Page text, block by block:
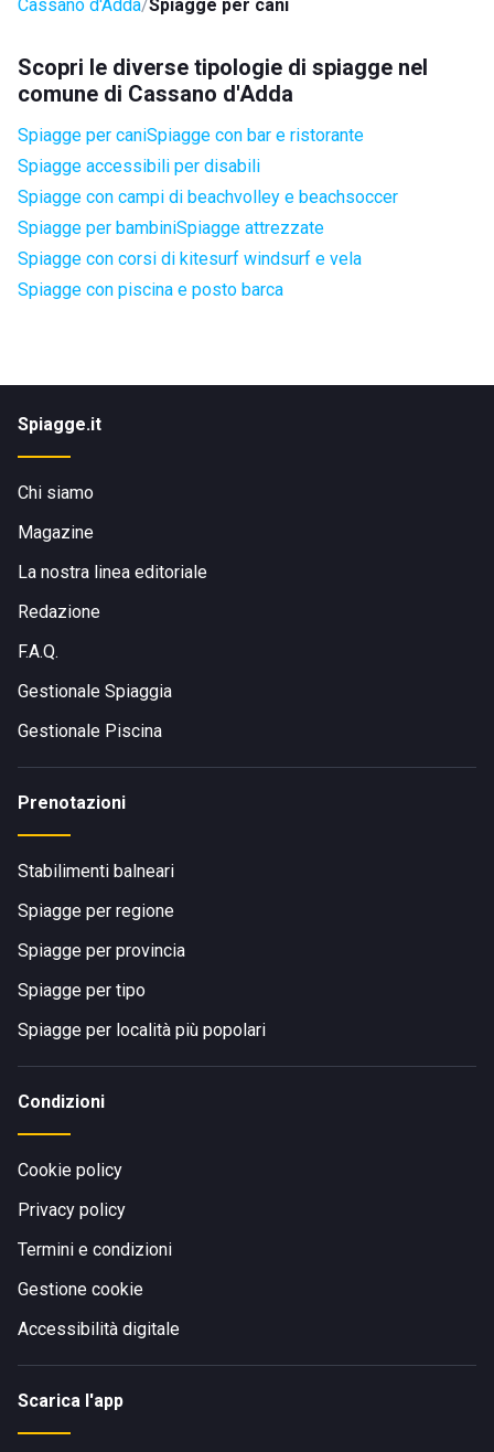
Cassano d'Adda Spiagge per cani
Scopri le diverse tipologie di spiagge nel
comune di Cassano d'Adda
Spiagge per caniSpiagge con bar e ristorante
Spiagge accessibili per disabili
Spiagge con campi di beachvolley e beachsoccer
Spiagge per bambiniSpiagge attrezzate
Spiagge con corsi di kitesurf windsurf e vela
Spiagge con piscina e posto barca
Spiagge.it
Chi siamo
Magazine
La nostra linea editoriale
Redazione
F.A.Q.
Gestionale Spiaggia
Gestionale Piscina
Prenotazioni
Stabilimenti balneari
Spiagge per regione
Spiagge per provincia
Spiagge per tipo
Spiagge per località più popolari
Condizioni
Cookie policy
Privacy policy
Termini e condizioni
Gestione cookie
Accessibilità digitale
Scarica l'app